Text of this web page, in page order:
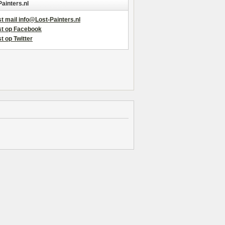
mail info@Lost-Painters.nl
op Facebook
op Twitter